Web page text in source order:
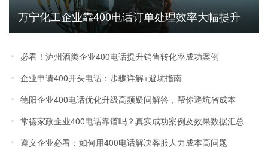
万宁化工企业靠400电话订单处理效率大幅提升
必看！泸州酒类企业400电话提升销售转化率成功案例
企业申请400开头电话：步骤详解+避坑指南
德阳企业400电话优化升级高频疑问解答，帮你避坑省成本
常德家政企业400电话靠谱吗？真实成功案例及效果数据汇总
遵义企业必看：如何用400电话解决客服人力成本高问题